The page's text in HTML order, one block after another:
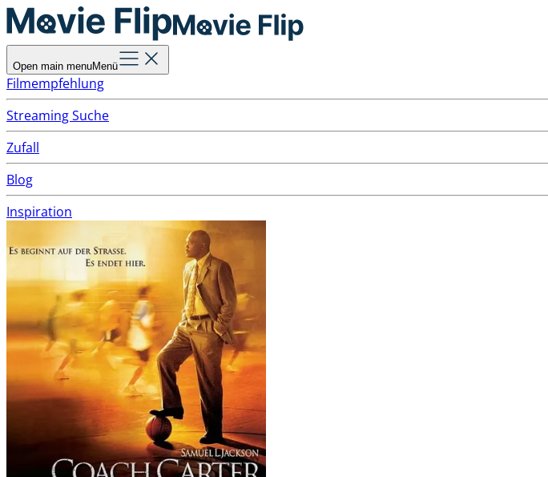
Open main menuMenü
Filmempfehlung
Streaming Suche
Zufall
Blog
Inspiration